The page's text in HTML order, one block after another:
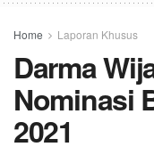
Home Laporan Khusus
Darma
Nominasi
2021